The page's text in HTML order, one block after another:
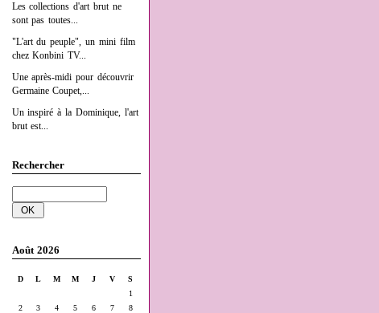
Les collections d'art brut ne
sont pas toutes...
"L'art du peuple", un mini film
chez Konbini TV...
Une après-midi pour découvrir
Germaine Coupet,...
Un inspiré à la Dominique, l'art
brut est...
Rechercher
Août 2026
D L M M J V
S
1
2
3 4 5 6 7
8